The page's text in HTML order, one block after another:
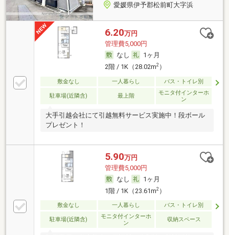
愛媛県伊予郡松前町大字浜
6.20万円
管理費5,000円
なし
1ヶ月
2階 / 1K（28.02m2）
敷金なし 一人暮らし バス・トイレ別
駐車場(近隣含) 最上階
モニタ付インターホ
ン
大手引越会社にて引越無料サービス実施中！段ボール
プレゼント！
5.90万円
管理費5,000円
なし
1ヶ月
1階 / 1K（23.61m2）
敷金なし 一人暮らし バス・トイレ別
駐車場(近隣含)
モニタ付インターホ
ン
収納スペース